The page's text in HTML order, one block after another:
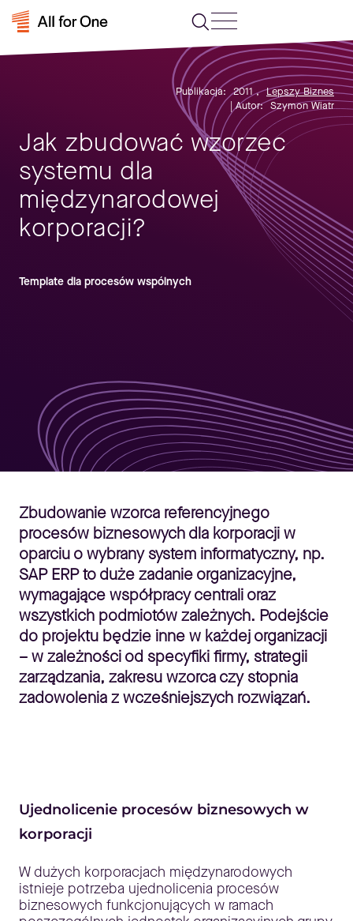
Publikacja: 2011, Lepszy Biznes
| Autor: Szymon Wiatr
Jak zbudować wzorzec
systemu dla
międzynarodowej
korporacji?
Template dla procesów wspólnych
Zbudowanie wzorca referencyjnego
procesów biznesowych dla korporacji w
oparciu o wybrany system informatyczny, np.
SAP ERP to duże zadanie organizacyjne,
wymagające współpracy centrali oraz
wszystkich podmiotów zależnych. Podejście
do projektu będzie inne w każdej organizacji
– w zależności od specyfiki firmy, strategii
zarządzania, zakresu wzorca czy stopnia
zadowolenia z wcześniejszych rozwiązań.
Ujednolicenie procesów biznesowych w
korporacji
W dużych korporacjach międzynarodowych
istnieje potrzeba ujednolicenia procesów
biznesowych funkcjonujących w ramach